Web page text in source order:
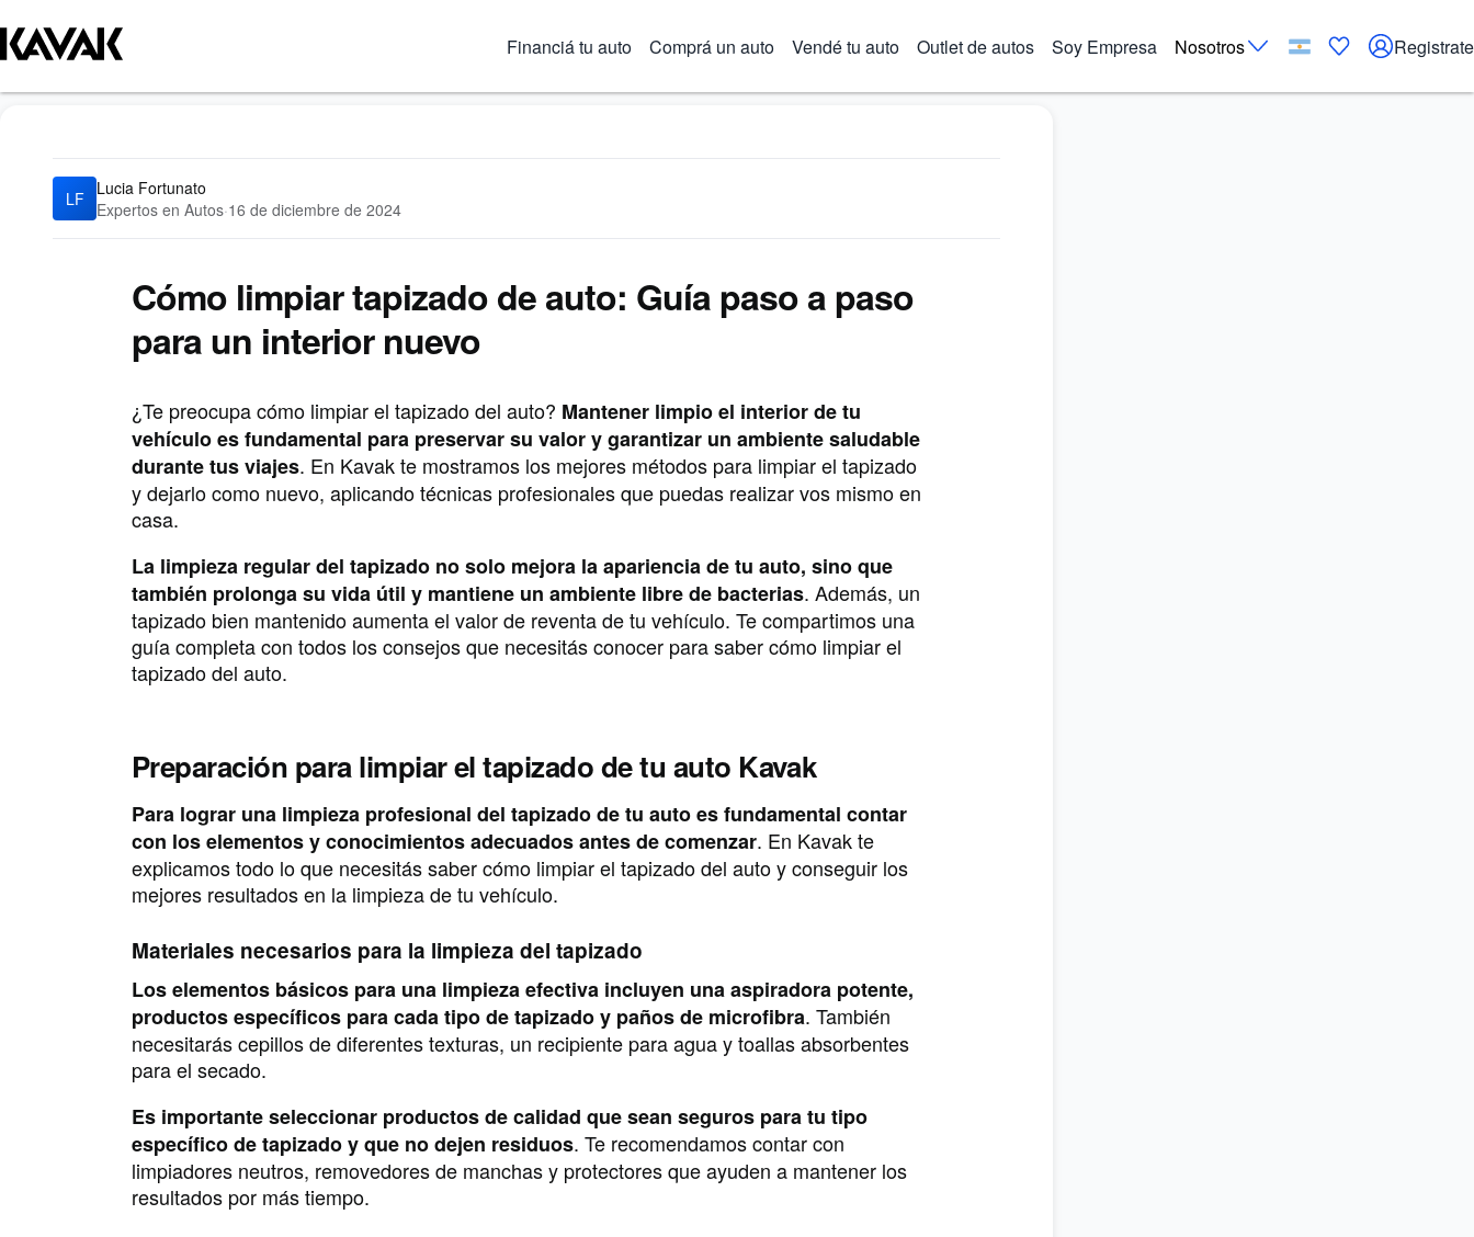
Financiá tu auto Comprá un auto Vendé tu auto Outlet de autos Soy Empresa Nosotros Registrate
LF
Lucia Fortunato
Expertos en Autos·16 de diciembre de 2024
Cómo limpiar tapizado de auto: Guía paso a paso
para un interior nuevo
¿Te preocupa cómo limpiar el tapizado del auto? Mantener limpio el interior de tu
vehículo es fundamental para preservar su valor y garantizar un ambiente saludable
durante tus viajes. En Kavak te mostramos los mejores métodos para limpiar el tapizado
y dejarlo como nuevo, aplicando técnicas profesionales que puedas realizar vos mismo en
casa.
La limpieza regular del tapizado no solo mejora la apariencia de tu auto, sino que
también prolonga su vida útil y mantiene un ambiente libre de bacterias. Además, un
tapizado bien mantenido aumenta el valor de reventa de tu vehículo. Te compartimos una
guía completa con todos los consejos que necesitás conocer para saber cómo limpiar el
tapizado del auto.
Preparación para limpiar el tapizado de tu auto Kavak
Para lograr una limpieza profesional del tapizado de tu auto es fundamental contar
con los elementos y conocimientos adecuados antes de comenzar. En Kavak te
explicamos todo lo que necesitás saber cómo limpiar el tapizado del auto y conseguir los
mejores resultados en la limpieza de tu vehículo.
Materiales necesarios para la limpieza del tapizado
Los elementos básicos para una limpieza efectiva incluyen una aspiradora potente,
productos específicos para cada tipo de tapizado y paños de microfibra. También
necesitarás cepillos de diferentes texturas, un recipiente para agua y toallas absorbentes
para el secado.
Es importante seleccionar productos de calidad que sean seguros para tu tipo
específico de tapizado y que no dejen residuos. Te recomendamos contar con
limpiadores neutros, removedores de manchas y protectores que ayuden a mantener los
resultados por más tiempo.